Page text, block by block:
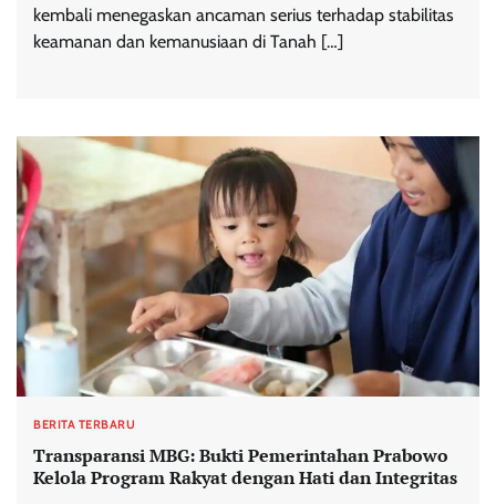
kembali menegaskan ancaman serius terhadap stabilitas
keamanan dan kemanusiaan di Tanah […]
BERITA TERBARU
Transparansi MBG: Bukti Pemerintahan Prabowo
Kelola Program Rakyat dengan Hati dan Integritas